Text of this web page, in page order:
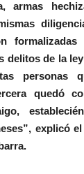
armas
delitos de la
personas
quedó
explicó